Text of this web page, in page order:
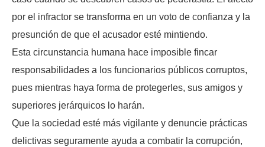
por el infractor se transforma en un voto de confianza y la
presunción de que el acusador esté mintiendo.
Esta circunstancia humana hace imposible fincar
responsabilidades a los funcionarios públicos corruptos,
pues mientras haya forma de protegerles, sus amigos y
superiores jerárquicos lo harán.
Que la sociedad esté más vigilante y denuncie prácticas
delictivas seguramente ayuda a combatir la corrupción,